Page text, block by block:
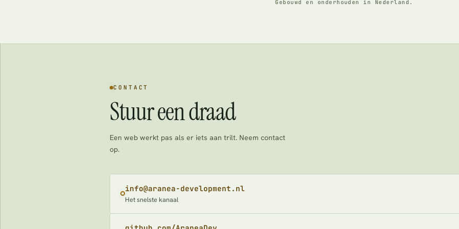
Gebouwd en onderhouden in Nederland.
CONTACT
Stuur een draad
Een web werkt pas als er iets aan trilt. Neem contact
op.
info@aranea-development.nl
Het snelste kanaal